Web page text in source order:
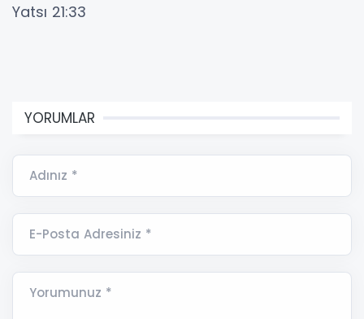
Yatsı 21:33
YORUMLAR
Adınız *
E-Posta Adresiniz *
Yorumunuz *